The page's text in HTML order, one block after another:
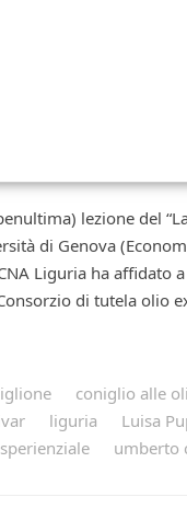
lezione del
di Genova
Liguria ha affidato
di tutela olio
coniglio alle
liguria Luisa
umberto